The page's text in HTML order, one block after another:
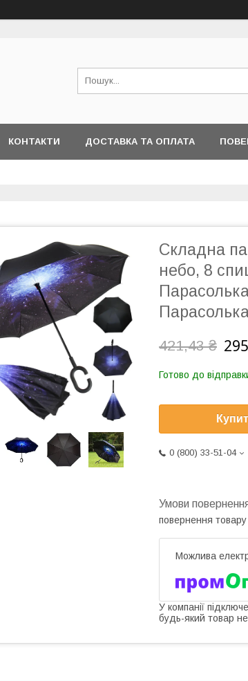
КОНТАКТИ ДОСТАВКА ТА ОПЛАТА
Складна
небо, 8
421,43 ₴
Готово до
0 (800) 33-51-04
повернення
У компанії
будь-який товар